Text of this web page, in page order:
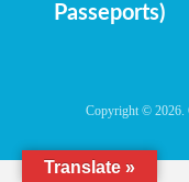
Passeports)
Copyright © 2026.
Translate »